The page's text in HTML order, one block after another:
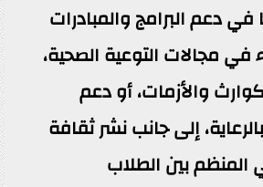
دعم البرامج والمبادرات
في مجالات التوعية الصحية،
والأزمات، أو دعم
إلى جانب نشر ثقافة
المنظم بين الطلاب